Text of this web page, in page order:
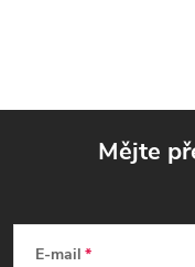
a
Mějte
E-mail